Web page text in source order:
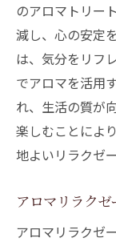
のアロマトリー
減し、心の安定
は、気分をリフ
でアロマを活用
れ、生活の質が
楽しむことによ
地よいリラクゼ
アロマリラク
アロマリラクゼ